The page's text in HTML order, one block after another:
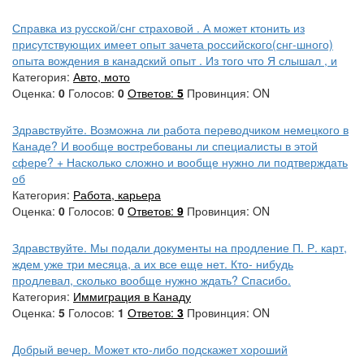
Справка из русской/снг страховой . А может ктонить из
присутствующих имеет опыт зачета российского(снг-шного)
опыта вождения в канадский опыт . Из того что Я слышал , и
Категория: Авто, мото
Оценка: 0 Голосов: 0 Ответов: 5 Провинция: ON
Здравствуйте. Возможна ли работа переводчиком немецкого в
Канаде? И вообще востребованы ли специалисты в этой
сфере? + Насколько сложно и вообще нужно ли подтверждать
об
Категория: Работа, карьера
Оценка: 0 Голосов: 0 Ответов: 9 Провинция: ON
Здравствуйте. Мы подали документы на продление П. Р. карт,
ждем уже три месяца, а их все еще нет. Кто- нибудь
продлевал, сколько вообще нужно ждать? Спасибо.
Категория: Иммиграция в Канаду
Оценка: 5 Голосов: 1 Ответов: 3 Провинция: ON
Добрый вечер. Может кто-либо подскажет хороший